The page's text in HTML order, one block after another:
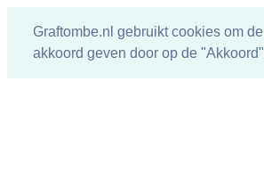
Graftombe.nl gebruikt cookies om
akkoord geven door op de